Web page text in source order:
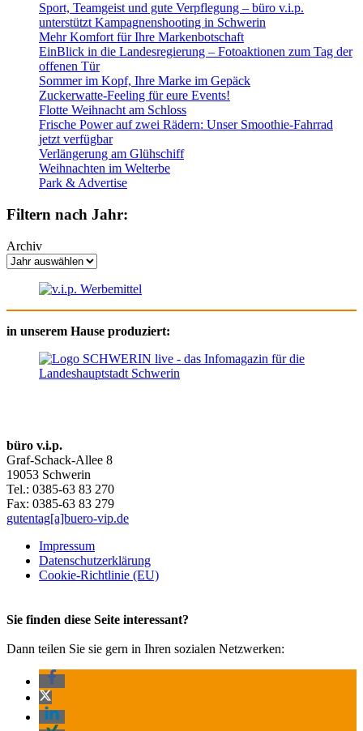
Sport, Teamgeist und gute Verpflegung – büro v.i.p.
unterstützt Kampagnenshooting in Schwerin
Mehr Komfort für Ihre Markenbotschaft
EinBlick in die Landesregierung – Fotoaktionen zum Tag der
offenen Tür
Sommer im Kopf, Ihre Marke im Gepäck
Zuckerwatte-Feeling für eure Events!
Flotte Weihnacht am Schloss
Frische Power auf zwei Rädern: Unser Smoothie-Fahrrad
jetzt verfügbar
Verlängerung am Glühschiff
Weihnachten im Welterbe
Park & Advertise
Filtern nach Jahr:
Archiv
in unserem Hause produziert:
büro v.i.p.
Graf-Schack-Allee 8
19053 Schwerin
Tel.: 0385-63 83 270
Fax: 0385-63 83 279
gutentag[a]buero-vip.de
Impressum
Datenschutz­erklärung
Cookie-Richtlinie (EU)
Sie finden diese Seite interessant?
Dann teilen Sie sie gern in Ihren sozialen Netzwerken: